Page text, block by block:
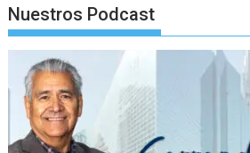
Nuestros Podcast